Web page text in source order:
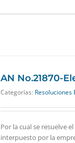
AN No.21870-
Categorías: Resoluciones
Por la cual se resuelve
interpuesto por la